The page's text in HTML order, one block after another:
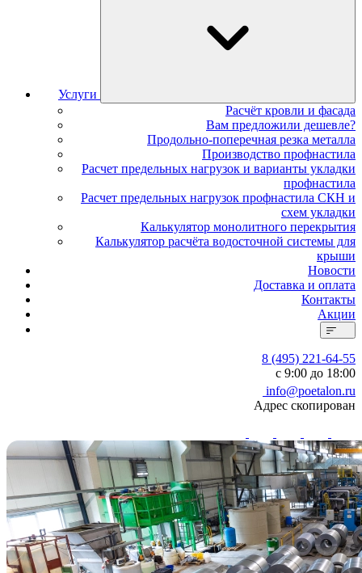
Услуги
Расчёт кровли и фасада
Вам предложили дешевле?
Продольно-поперечная резка металла
Производство профнастила
Расчет предельных нагрузок и варианты укладки
профнастила
Расчет предельных нагрузок профнастила СКН и
схем укладки
Калькулятор монолитного перекрытия
Калькулятор расчёта водосточной системы для
крыши
Новости
Доставка и оплата
Контакты
Акции
8 (495) 221-64-55
с 9:00 до 18:00
info@poetalon.ru
Адрес скопирован